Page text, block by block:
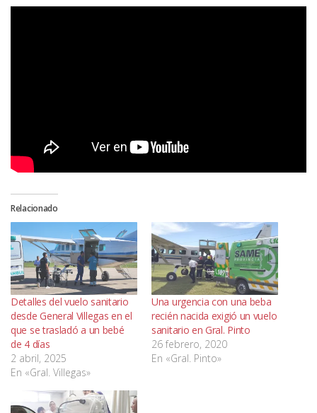
Relacionado
Detalles del vuelo sanitario
desde General Villegas en el
que se trasladó a un bebé
de 4 días
2 abril, 2025
En «Gral. Villegas»
Una urgencia con una beba
recién nacida exigió un vuelo
sanitario en Gral. Pinto
26 febrero, 2020
En «Gral. Pinto»